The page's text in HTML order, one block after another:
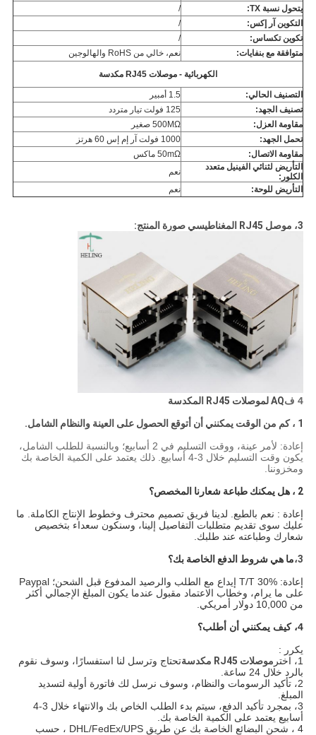
يتحول نسبة TX:
/
التكوين آر إكس:
/
تكوين تكساس:
/
متوافقة مع بنفايات:
نعم، خالي من RoHS والهالوجين
الكهربائية - موصلات RJ45 مكدسة
التصنيف الحالي:
1.5 أمبير
تصنيف الجهد:
125 فولت تيار متردد
مقاومة العزل:
500MΩ صغير
تحمل الجهد:
1000 فولت آر إم إس 60 هرتز
مقاومة الاتصال:
50mΩ ماكس
التأريض لثنائي الفينيل متعدد
الكلور:
نعم
التأريض للوحة:
نعم
3، موصل RJ45 المغناطيسي صورة المنتج:
4 ف
AQ لموصلات RJ45 المكدسة
1 ، كم من الوقت يمكنني أن أتوقع الحصول على العينة والنظام الشامل.
إعادة: لأمر عينة، ووقت التسليم في 2 أسابيع؛ وبالنسبة للطلب الشامل،
يكون وقت التسليم خلال 3-4 أسابيع. ذلك يعتمد على الكمية الخاصة بك
ومخزوننا.
2 ، هل يمكنك طباعة شعارنا المخصص؟
إعادة : نعم بالطبع. لدينا فريق تصميم محترف وخطوط الإنتاج الكاملة. ما
عليك سوى تقديم متطلبات التفاصيل إلينا، وسنكون سعداء بتخصيص
شعارك وطباعته عند طلبك.
3، ما هي شروط الدفع الخاصة بك؟
إعادة: T/T 30% إيداع مع الطلب والرصيد المدفوع قبل الشحن؛ Paypal
على ما يرام، وخطاب الاعتماد مقبول عندما يكون المبلغ الإجمالي أكثر
من 10,000 دولار أمريكي.
4، كيف يمكنني أن أطلب؟
يكرر :
1، اختر
موصلات RJ45 مكدسة
تحتاج وترسل لنا استفسارًا، وسوف نقوم
بالرد خلال 24 ساعة.
2، تأكيد الرسومات والنظام، وسوف نرسل لك فاتورة أولية لتسديد
المبلغ.
3، بمجرد تأكيد الدفع، سيتم بدء الطلب الخاص بك والانتهاء خلال 3-4
أسابيع يعتمد على الكمية الخاصة بك.
4 ، شحن البضائع الخاصة بك عن طريق DHL/FedEx/UPS ، حسب